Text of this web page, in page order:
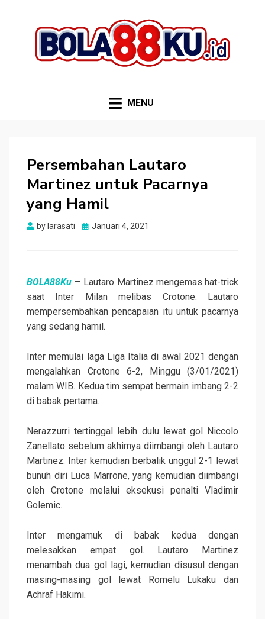
MENU
Persembahan Lautaro
Martinez untuk Pacarnya
yang Hamil
by larasati
Posted
Januari 4, 2021
BOLA88Ku — Lautaro Martinez mengemas hat-trick
saat Inter Milan melibas Crotone. Lautaro
mempersembahkan pencapaian itu untuk pacarnya
yang sedang hamil.
Inter memulai laga Liga Italia di awal 2021 dengan
mengalahkan Crotone 6-2, Minggu (3/01/2021)
malam WIB. Kedua tim sempat bermain imbang 2-2
di babak pertama.
Nerazzurri tertinggal lebih dulu lewat gol Niccolo
Zanellato sebelum akhirnya diimbangi oleh Lautaro
Martinez. Inter kemudian berbalik unggul 2-1 lewat
bunuh diri Luca Marrone, yang kemudian diimbangi
oleh Crotone melalui eksekusi penalti Vladimir
Golemic.
Inter mengamuk di babak kedua dengan
melesakkan empat gol. Lautaro Martinez
menambah dua gol lagi, kemudian disusul dengan
masing-masing gol lewat Romelu Lukaku dan
Achraf Hakimi.